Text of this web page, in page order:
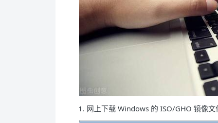
1. 网上下载 Windows 的 ISO/GHO 镜像文